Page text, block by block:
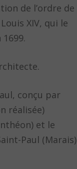
de l’ordre de
XIV, qui le
conçu par
réalisée)
et le
Paul (Marais)